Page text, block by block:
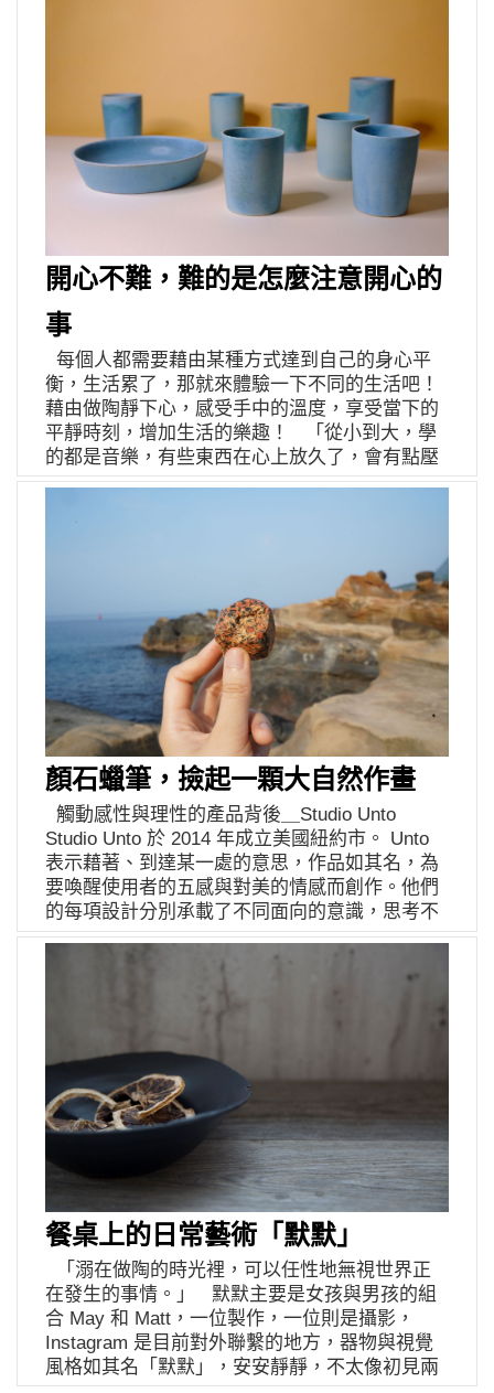
膚深層保水、柔嫩帶有健康光澤；18歲精華油上
層富含白芒花籽油、胡蘿蔔籽油與玫瑰果油能共
同修復陽光造成的自由基傷害並恢復肌膚緊實彈
性，下層的水楊酸與迷迭香萃取物可以去除老廢
角質、淡化斑點；賦活再生乳霜富含玫瑰精油與
維他命B3，則在最後一道保養程序把所有養分鎖
在臉上，找回年輕的亮麗光采。 她喜歡乾淨，
是她最愛的季節，讓微涼海水洗去整日負累，享
受在樹林裡自由奔跑掀起的暖風。她是陽光的孩
子，是青春的果實。 ——檸檬小姐 第一次試用
全系列產品時，檸檬小姐就像真的在手心擠了一
顆檸檬，富含滿滿維他命 C 的那味道是現榨檸檬
汁本人無誤啊！玫瑰男孩的濃郁花香更是不遑多
讓，隨著每一步驟的使用過程，彷彿徜徉在天然
玫瑰花海，花瓣一片片舒展開來，沈浸於迷人的
芬芳吐息裡。兩位的色澤同散發的香氣都來自天
然萃取，也對應了各自的性情和魅力：檸檬小姐
紅泡泡化為幸福能量守護你，很接近被愛的感
覺。 「檸檬小姐月光寶盒」用很簡單的方式好好
洗臉、「玫瑰男孩時光寶盒」用很簡單的步驟好
好保護臉。一個要用青春的渲染力喚醒你，一個
會以溫柔擁抱撫慰你。這個夏天，你也準備好跟
他們來場美麗的邂逅了嗎？ 更多詳情請參考
「伊日好物 YIRI GOODS」
任的角色，她告訴我，當自己做的器皿慢慢取代
家裡的日常餐具，才會注意到它們產生的改變，
像是能夠紀錄時間的容器一樣，根據不同的使用
習慣，有了什麼變化，慢慢能形成一種無形的價
值，即便再微小，身為這些孩子的媽媽，怎麼能
不看見？也許這就是一種觀察練習，我們的情感
水果的碗盤，哪天你心情莫名差了點，看著它
們，或許可以泛起一絲心中的漣漪，點醒了什麼
感。 後來我好奇地問，父親對於家佳和媽媽一起
做陶的想法，雖然嘴上說他冥頑不靈，偶爾會懷
疑作品們是否能被市場接受，但其實媽媽在捏陶
的同時，爸爸也陪在身邊；家佳曾帶著媽媽一起
去工作室捏陶，即使距離住家不遠，媽媽卻說：
「不習慣，還是在家裡好」，如此強烈對於
「家」的感情凝聚，就是家佳製器潛在的品牌魅
頁｜https://www.facebook.com/ycchiaa/ 伊日好
https://www.facebook.com/yiri.goods/ ＊圖片由
「慢慢生活美」提供
用具有文化性的元素，傾心研究並重組在飾品設
計裡頭，一直是以覺學相當拿手的概念，然而紫
伊對茶道文化的喜愛，迎來這次機會，併著私
心，帶上以覺學挑戰更大的物件設計，最終煉成
「分則合皿」系列。 從禪學出發，茶道內化的是
追求自身狀態的平衡，演進至今，這項兼具優雅
與情感交流的儀式，除了茶品與器皿稍有變革
進入茶領域的見習，歷經拜師到演出，體悟茶藝
工具擁有更多想像的可能性；在茶道儀式中，每
個步驟其實都深具意義，即使僅有上半身的動
作，過程也必須行雲流水，這些肢體移動的軌跡
所展現出的線條，給了紫伊靈感，再結合圓的聚
分意象，有了一分則、二分碗、三分碟、無分
盤，從少至多到有無的狀態，也完美體現了禪意
思維。 這系列的發表醞釀了兩年之久，其中最繁
複的程序是「燒色」處理，過往習慣了飾品的小
物件製作，一旦變成量體大上幾倍的茶藝工具，
擇將分則合皿搬上檯面，使用耐火磚堆砌出的展
台，牆面拼上留著有機火痕且五光十色的紅銅
片，每一片都象徵一段試驗的時日，也再次告訴
所有人品牌的核心精神，配戴的行為之於生活，
就傳遞著你自己的核心價值，日用的種種都能是
配件，當然，茶藝工具也是。 花了好多心力，紫
伊突破了許多金工飾品的框架，一切回歸手工製
作，卻不願只交出孤芳自賞的作品，當然得想辦
法讓更多人瞭解，這挑戰工藝技法的價值所在，
而經過了幾年時間，我們也能在台中草悟道接觸
到以覺學了！ 延伸飾品之外的金工創作，在茶席
上，即便擺置也有被欣賞的最佳條件，考量了使
用的動作及不同派別的拿取方式，成為手感與線
條都相當流暢的分則合皿。看到這裡，強力推薦
你用心去瞭解以覺學的各個系列，細讀、細看，
甚至將它配戴進自己的生活裡，我們一起期待下
GOODS 高雄駁二店 以覺學 INTZUITION — 以
品牌於 2015 年創立，強調「以工藝的直覺體現
生活哲學」，是探討當代生活與文化創新的設計
首飾，提出「Clean Jewelry 純淨珠寶」的理想概
念，將無毒製程、循環材質、少量客製、延長壽
命、低碳低耗、無塑包裝作為品牌的永續堅持。
純手工細膩製作、用時間熟成，達成零廢棄之
美，顛覆珠寶迷思，挖掘配戴的永恆價值。 以覺
學INTZUITION 官方網站 以覺學INTZUITION
Instagram 伊日好物 YIRI GOODS — 用故事豐
富生活的選物品牌。 2020 年開始，以新面目
『伊日好物 YIRI GOODS 』與大家繼續碰撞交
流。關注生活所需的美好，延續每件好物的使
命，從在地到國際，小至無形氣味，大以展覽概
之，提供你對所有品牌更全面的想像。 伊日好物
YIRI GOODS 官方網站 伊日好物 YIRI GOODS
開心不難，難的是怎麼注意開心的
事
每個人都需要藉由某種方式達到自己的身心平
衡，生活累了，那就來體驗一下不同的生活吧！
藉由做陶靜下心，感受手中的溫度，享受當下的
平靜時刻，增加生活的樂趣！ 「從小到大，學
的都是音樂，有些東西在心上放久了，會有點壓
力，那時候就不負責任地想逃，陶藝社就這樣被
初期，因為朋友總是拉長「儀」的尾音叫她，親
暱卻不黏膩的稱呼，心情總會因此稍微開出幾朵
小花，所以，yeeee pottery 就這麼開始了。對亭
儀來說，家，是很有歸屬感的地方，而快樂很重
要，「歡樂陶一家」雖然聽起來有點像早期的港
片，但她就是希望品牌能如其名，坦白如實的呈
現，而且沒有壓力的存在。 談到家，亭儀說，李
爸（亭儀爸爸）就是很單純的人，任何開心的事
情都很願意嘗試。某天，只是在家隨口問他要不
要捏陶？一陣子過後，他竟就捏出數以百計的動
物陶偶，各個獵奇有趣。簡單的，就可以最快
樂，這是她愛爸爸的地方。另一位唐老師，大學
陶藝社團大家長，每週總會挑一天聚集社員吃
飯，無形間讓大家短暫遺忘當時課業和生活的種
種煩心事。 如果要說歡樂陶一家是怎麼樣的品
牌，亭儀認為，必是上述的總和吧！現代人太需
要可以逃避的時間和空間，那就通通來吧！ 剛開
始兩年，工作室位在頂樓。很多人可能只注意到
陶器小而精緻的樣子，卻不曉得產出前，就是一
樓；沒有煉土機時，就雙手揉土，身體不強壯也
難！兩年下來，除了找到品牌發展的節奏、認識
更多朋友和工作夥伴，亭儀也重新邁出創作的步
伐。今年在台電大樓的河堤國小附近找到合適空
間，生活瞬時競走起來。 相較於過去，亭儀發現
自己已代謝掉許多邊邊角角的考量，陶器的一切
回歸簡單就好。她淡淡地笑說，近期還和附近万
象咖啡的老闆開始彈起吉他，原本以為還得沉寂
幾年的音樂，現在也擅自回歸了。李爸偶爾也會
從台南北上突擊，因為做陶，父女反而有了更多
相處機會。很多的快樂，像磁鐵一樣，慢慢在靠
攏。亭儀娓娓訴說每件事，聽來平凡，卻又兀自
帶著樂趣。生活會苦，但歡樂就藏在細節裡，而
這，就是歡樂陶一家 yeeee pottery。 歡樂陶一
顏石蠟筆，撿起一顆大自然作畫
觸動感性與理性的產品背後＿Studio Unto
Studio Unto 於 2014 年成立美國紐約市。 Unto
表示藉著、到達某一處的意思，作品如其名，為
要喚醒使用者的五感與對美的情感而創作。他們
的每項設計分別承載了不同面向的意識，思考不
分年紀、文化，搭建使用者與物件合一的管道，
聯繫產品的永續情感與透過時間刻劃出的獨一價
值。兩位工業設計師 Angela 與 Mish 分別在設計
上時而有許想法上的衝撞與矛盾，過程中以理性
像是圓裡有方 ，方裡有圓。 她們說，在紐約早
已習慣生活中充斥著各種刺激五感的體驗，所以
開發產品的設計思考，就直覺是以「感官」做引
線，舉例在紐約產出的「顏石蠟筆」，目的是希
望透過手動繪畫，串起過往的記憶，我的理解像
是到了海邊拿起石頭，在另一顆石頭上寫下自己
的回憶，亦或ㄍㄨ是在地板上，用石頭替代粉筆
畫出跳格子遊戲；而顏色呈現，則取材自累積了
好幾萬年的大自然配色，讓一顆蠟筆本身帶有豐
富的平衡色彩，也許長大後，我們真的都受限了
曾經天馬行空的腦袋卻不自知，Unto 重新定義了
畫筆的樣子，用觸覺與視覺產生。 Unto 作品介
於探索工業、文化、物件和使用者間的關聯，由
大自然為靈感與工業美學之間相互激盪與融合，
餐桌上的日常藝術「默默」
「溺在做陶的時光裡，可以任性地無視世界正
在發生的事情。」 默默主要是女孩與男孩的組
合 May 和 Matt，一位製作，一位則是攝影，
Instagram 是目前對外聯繫的地方，器物與視覺
風格如其名「默默」，安安靜靜，不太像初見兩